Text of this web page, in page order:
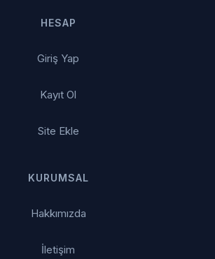
HESAP
Giriş Yap
Kayıt Ol
Site Ekle
KURUMSAL
Hakkımızda
İletişim